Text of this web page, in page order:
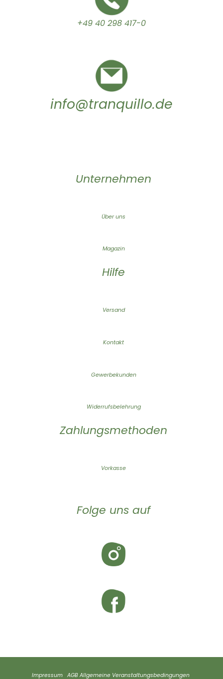
+49 40 298 417-0
info@tranquillo.de
Unternehmen
Über uns
Magazin
Hilfe
Versand
Kontakt
Gewerbekunden
Widerrufsbelehrung
Zahlungsmethoden
Vorkasse
Folge uns auf
Impressum AGB Allgemeine Veranstaltungsbedingungen